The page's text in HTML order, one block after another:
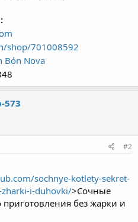
shop/701008592
Bón Nova
573
#2
sochnye-kotlety-sekret-
i-duhovki/>Сочные
приготовления без жарки и